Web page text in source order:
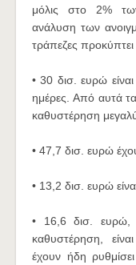
μόλις στο 2%
ανάλυση των
τράπεζες προκύπτει
• 30 δισ. ευρώ
ημέρες. Από αυτά
καθυστέρηση
• 47,7 δισ. ευρώ
• 13,2 δισ. ευρώ
• 16,6 δισ. ευρώ,
καθυστέρηση,
έχουν ήδη